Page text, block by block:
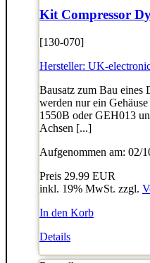
Kit Compressor
[130-070]
Hersteller: UK-
Bausatz zum Bau eines
werden nur ein
1550B oder GEH013
Achsen [...]
Aufgenommen am: 02/
Preis 29.99 EUR
inkl. 19% MwSt. zzgl.
In den Korb
Details